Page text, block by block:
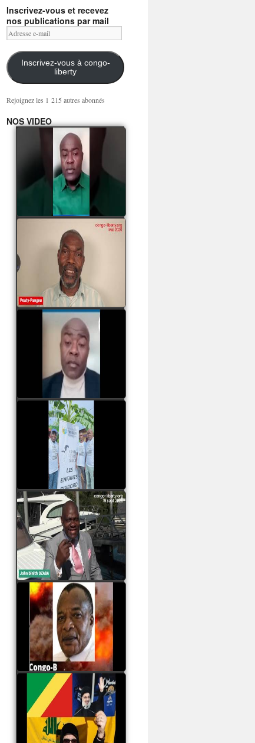
Inscrivez-vous et recevez
nos publications par mail
Adresse
e-
mail
Inscrivez-vous à congo-
liberty
Rejoignez les 1 215 autres abonnés
NOS VIDEO
Mingwa BIANGO : Ni
les mercenaires russes,
ni la garde présidentielle
ne mourront pour
Sassou Denis
watch video
POATY PANGOU
parle de la coquille vide
Collinet Makosso, des
assassinats des jeunes
par Serge OBOA
watch video
Sassou Nguesso est
revenu au pouvoir par
les armes, il ne quittera
le pouvoir que par la
force
watch video
watch video
John Binith Dzaba
s'exprime sur le voyage
de Rodrigue Malanda
Samba à Paris
watch video
Poaty Pangou La
Conférence des ethnies
est la seule solution pour
éviter la scission du
Congo B
watch video
Les liaisons dangereuses
du clan Sassou Nguesso
avec le Hezbollah
watch video